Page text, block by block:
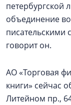
петербургской
объединение
писательскими
говорит он.
АО «Торговая
книги» сейчас
Литейном пр.,